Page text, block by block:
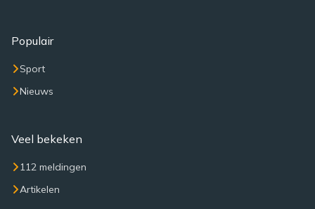
Populair
Sport
Nieuws
Veel bekeken
112 meldingen
Artikelen